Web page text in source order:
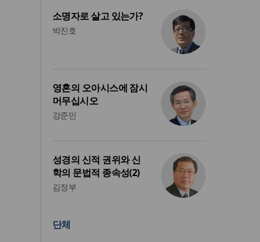
소명자로 살고 있는가?
박진호
영혼의 오아시스에 잠시
머무십시오
강준민
성경의 신적 권위와 신
학의 문법적 종속성(2)
김정부
단체